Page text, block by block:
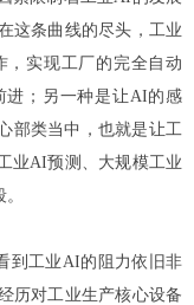
这条曲线的尽头，工业
实现工厂的完全自动
进；另一种是让AI的感
部类当中，也就是让工
业AI预测、大规模工业
到工业AI的阻力依旧非
历对工业生产核心设备